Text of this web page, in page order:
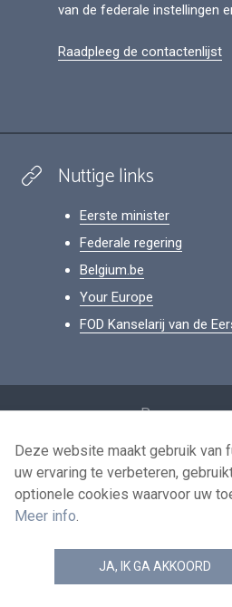
van de federale instellingen
Raadpleeg de contactenlijst
Nuttige links
Eerste minister
Federale regering
Belgium.be
Your Europe
FOD Kanselarij van de
Voorwaarden voor
Contacteer
news.belgium
© 2026 -
Deze website maakt gebruik van
uw ervaring te verbeteren,
optionele cookies waarvoor uw
Meer info.
JA, IK GA AKKOORD